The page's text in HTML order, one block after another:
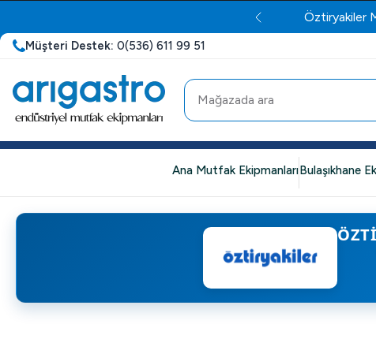
Öztiryakiler
Müşteri Destek: 0(536) 611 99 51
Ana Mutfak EkipmanlarıBulaşıkhane